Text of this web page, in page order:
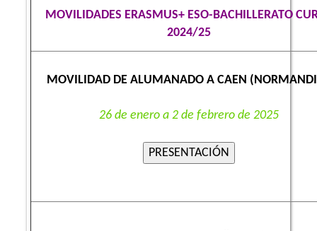
MOVILIDADES ERASMUS+ ESO-BACHILLERATO
2024/25
MOVILIDAD DE ALUMANADO A CAEN
26 de enero a 2 de febrero de 2025